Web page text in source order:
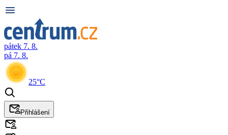
pátek 7. 8.
pá 7. 8.
25°C
Přihlášení